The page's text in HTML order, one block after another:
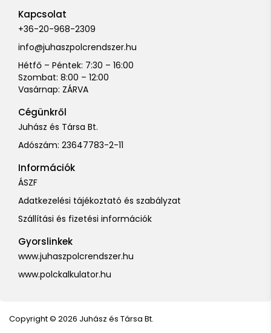
Kapcsolat
+36-20-968-2309
info@juhaszpolcrendszer.hu
Hétfő – Péntek: 7:30 – 16:00
Szombat: 8:00 – 12:00
Vasárnap: ZÁRVA
Cégünkről
Juhász és Társa Bt.
Adószám: 23647783-2-11
Információk
ÁSZF
Adatkezelési tájékoztató és szabályzat
Szállítási és fizetési információk
Gyorslinkek
www.juhaszpolcrendszer.hu
www.polckalkulator.hu
Copyright © 2026 Juhász és Társa Bt.